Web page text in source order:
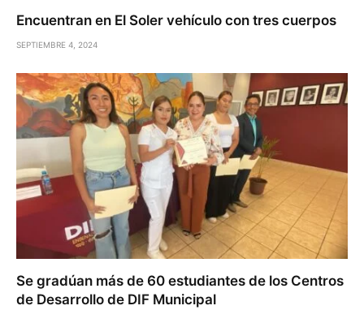
Encuentran en El Soler vehículo con tres cuerpos
SEPTIEMBRE 4, 2024
Se gradúan más de 60 estudiantes de los Centros
de Desarrollo de DIF Municipal